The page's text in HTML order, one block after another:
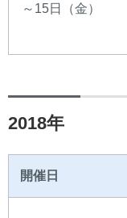
～15日（金）
2018年
開催日